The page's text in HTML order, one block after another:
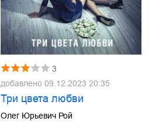
3
добавлено09.12.2023 20:35
Три цвета любви
Олег Юрьевич Рой